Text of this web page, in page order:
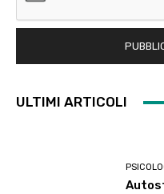
ULTIMI ARTICOLI